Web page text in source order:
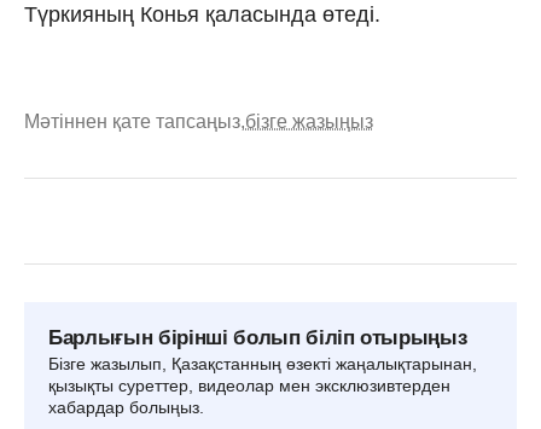
Түркияның Конья қаласында өтеді.
Мәтіннен қате тапсаңыз,бізге жазыңыз
Барлығын бірінші болып біліп отырыңыз
Бізге жазылып, Қазақстанның өзекті жаңалықтарынан,
қызықты суреттер, видеолар мен эксклюзивтерден
хабардар болыңыз.